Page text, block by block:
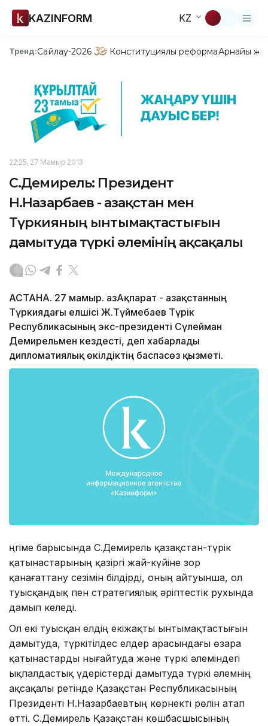
KAZINFORM KZ
Тренд:Сайлау-2026 Конституциялық реформаАрнайы
22:25, 27 Мамыр 2013
C.Демирель: Президент
Н.Назарбаев - Қазақстан мен
Түркияның ынтымақтастығын
дамытуда түркі әлемінің ақсақалы
АСТАНА. 27 мамыр. ҚазАқпарат - Қазақстанның
Түркиядағы елшісі Ж.Түймебаев Түрік
Республикасының экс-президенті Сүлейман
Демирельмен кездесті, деп хабарлады
дипломатиялық өкілдіктің баспасөз қызметі.
Әңгіме барысында С.Демирель қазақстан-түрік
қатынастарының қазіргі жай-күйіне зор
қанағаттану сезімін білдірді, оның айтуынша, ол
туысқандық пен стратегиялық әріптестік рухында
дамып келеді.
Ол екі туысқан елдің екіжақты ынтымақтастығын
дамытуда, түркітілдес елдер араcындағы өзара
қатынастарды нығайтуда және түркі әлеміндегі
ықпалдастық үдерістерді дамытуда түркі әлемнің
ақсақалы ретінде Қазақстан Республикасының
Президенті Н.Назарбаевтың көрнекті рөлін атап
өтті. С.Демирель Қазақстан көшбасшысының